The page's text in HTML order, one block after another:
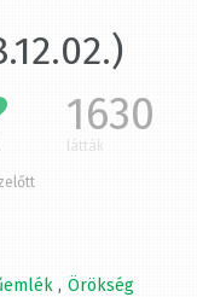
1630
látták